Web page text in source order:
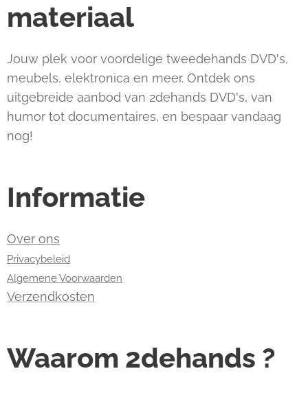
materiaal
Jouw plek voor voordelige tweedehands DVD's,
meubels, elektronica en meer. Ontdek ons
uitgebreide aanbod van 2dehands DVD's, van
humor tot documentaires, en bespaar vandaag
nog!
Informatie
Over ons
Privacybeleid
Algemene Voorwaarden
Verzendkosten
Waarom 2dehands ?